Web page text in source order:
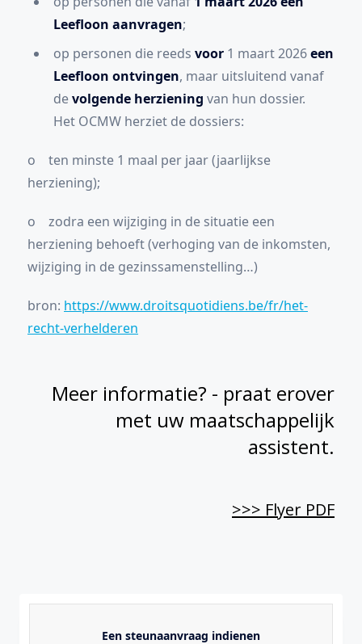
Leefloon aanvragen;
op personen die reeds voor 1 maart 2026een
Leefloon ontvingen, maar uitsluitend vanaf
devolgende herziening van hun dossier.
Het OCMW herziet de dossiers:
o ten minste 1 maal per jaar (jaarlijkse
herziening);
o zodra een wijziging in de situatie een
herziening behoeft (verhoging van de inkomsten,
wijziging in de gezinssamenstelling…)
bron: https://www.droitsquotidiens.be/fr/het-
recht-verhelderen
Meer informatie? - praat erover
met uw maatschappelijk
assistent.
>>> Flyer PDF
Een steunaanvraag indienen